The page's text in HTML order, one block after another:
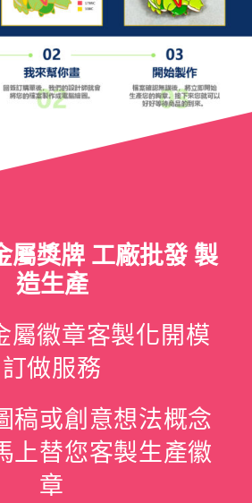
屬獎牌 工廠批發 製
造生產
屬徽章客製化開模
訂做服務
稿或創意想法概念
上替您客製生產徽
章